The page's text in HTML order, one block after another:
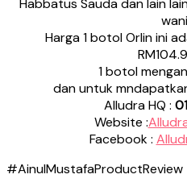
Harga 1 botol Orlin ini
1 botol
dan untuk
Alludra HQ :
Website :
Facebook :
#AinulMustafaProductReview